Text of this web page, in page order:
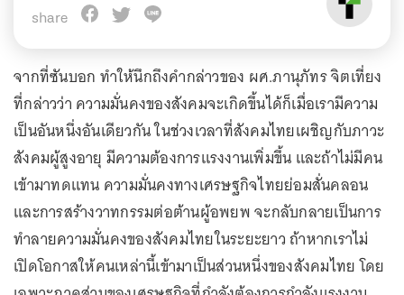
share
จากที่ซันบอก ทำให้นึกถึงคำกล่าวของ ผศ.ภานุภัทร จิตเที่ยง
ที่กล่าวว่า ความมั่นคงของสังคมจะเกิดขึ้นได้ก็เมื่อเรามีความ
เป็นอันหนึ่งอันเดียวกัน ในช่วงเวลาที่สังคมไทยเผชิญกับภาวะ
สังคมผู้สูงอายุ มีความต้องการแรงงานเพิ่มขึ้น และถ้าไม่มีคน
เข้ามาทดแทน ความมั่นคงทางเศรษฐกิจไทยย่อมสั่นคลอน
และการสร้างวาทกรรมต่อต้านผู้อพยพ จะกลับกลายเป็นการ
ทำลายความมั่นคงของสังคมไทยในระยะยาว ถ้าหากเราไม่
เปิดโอกาสให้คนเหล่านี้เข้ามาเป็นส่วนหนึ่งของสังคมไทย โดย